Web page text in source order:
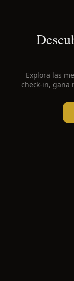
Explora las
check-in, gana